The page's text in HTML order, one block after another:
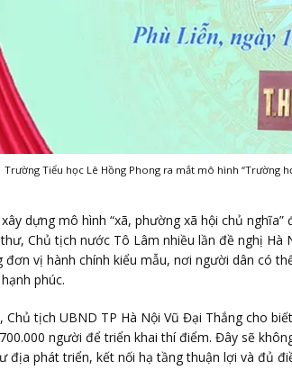
Trường Tiểu học Lê Hồng Phong ra mắt mô hình “Trường
dựng mô hình “xã, phường xã hội chủ
Chủ tịch nước Tô Lâm nhiều lần đề nghị
đơn vị hành chính kiểu mẫu, nơi người dân có
phúc.
Chủ tịch UBND TP Hà Nội Vũ Đại Thắng cho
người để triển khai thí điểm. Đây sẽ
địa phát triển, kết nối hạ tầng thuận lợi và đủ